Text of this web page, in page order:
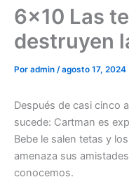
6×10 Las
destruyen
Por admin /agosto 17, 2024
Después de casi cinco
sucede: Cartman es
Bebe le salen tetas y
amenaza sus
conocemos.